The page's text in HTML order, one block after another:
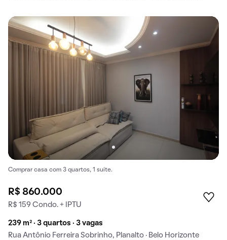
Comprar casa com 3 quartos, 1 suíte.
R$ 860.000
R$ 159 Condo. + IPTU
239 m² · 3 quartos · 3 vagas
Rua Antônio Ferreira Sobrinho, Planalto · Belo Horizonte